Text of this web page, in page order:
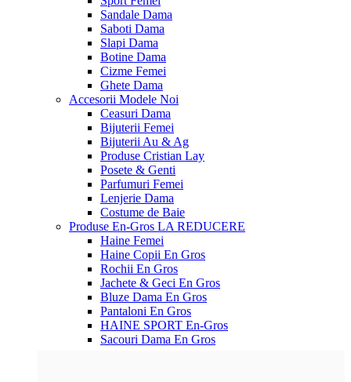
Sandale Dama
Saboti Dama
Slapi Dama
Botine Dama
Cizme Femei
Ghete Dama
Accesorii Modele Noi
Ceasuri Dama
Bijuterii Femei
Bijuterii Au & Ag
Produse Cristian Lay
Posete & Genti
Parfumuri Femei
Lenjerie Dama
Costume de Baie
Produse En-Gros LA REDUCERE
Haine Femei
Haine Copii En Gros
Rochii En Gros
Jachete & Geci En Gros
Bluze Dama En Gros
Pantaloni En Gros
HAINE SPORT En-Gros
Sacouri Dama En Gros